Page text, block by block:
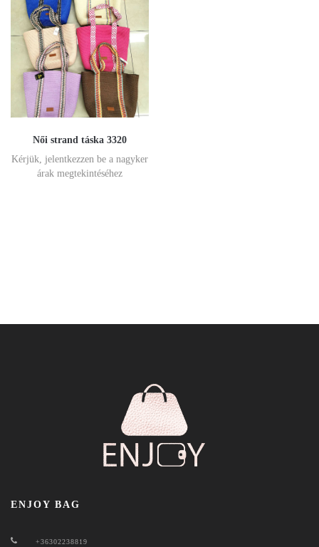
Női strand táska 3320
Kérjük, jelentkezzen be a nagyker
árak megtekintéséhez
ENJOY BAG
+36302238819